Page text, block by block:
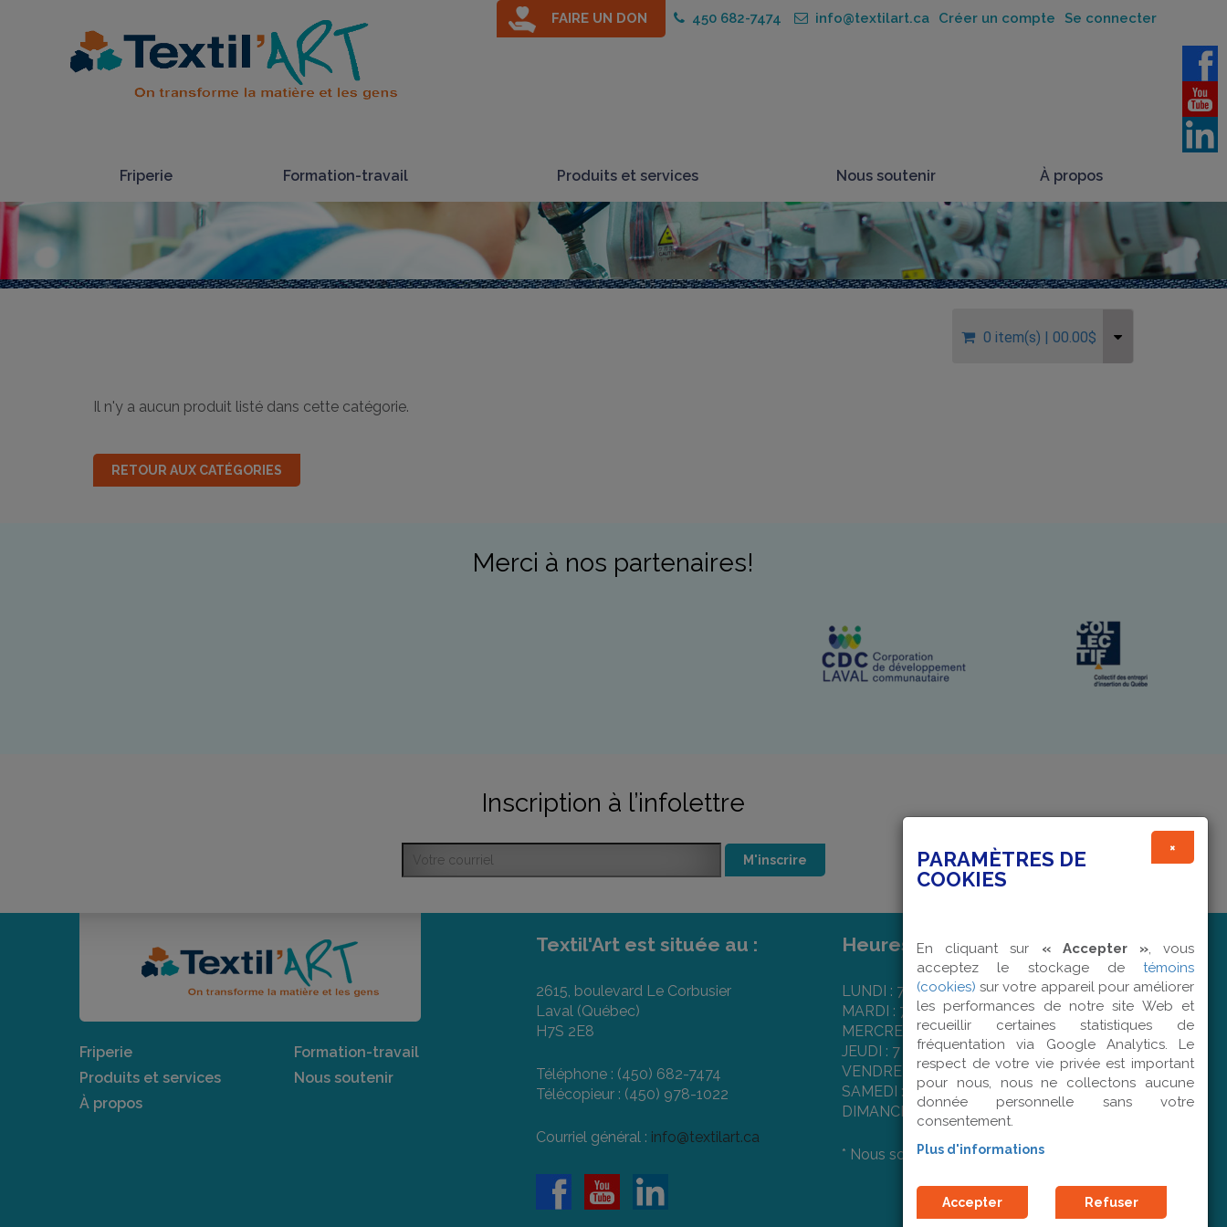
FAIRE UN DON 450 682-7474 info@textilart.ca Créer un compte Se connecter
Friperie Formation-travail Produits et services Nous soutenir À propos
0 item(s) | 00.00$
Il n'y a aucun produit listé dans cette catégorie.
RETOUR AUX CATÉGORIES
Merci à nos partenaires!
Inscription à l’infolettre
M'inscrire
Friperie
Formation-travail
Produits et services
Nous soutenir
À propos
Textil'Art est située au :
2615, boulevard Le Corbusier
Laval (Québec)
H7S 2E8
Téléphone : (450) 682-7474
Télécopieur : (450) 978-1022
Courriel général : info@textilart.ca
Heures d'ouverture :
LUNDI : 7 h 50 à 16 h 00
MARDI : 7 h 50 à 16 h 00
MERCREDI : 7 h 50 à 16 h 00
JEUDI : 7 h 50 à 16 h 00
VENDREDI : 7 h 50 à 12 h 00
SAMEDI : Fermé
DIMANCHE : Fermé
* Nous sommes fermés les jours fériés.
×
PARAMÈTRES DE
COOKIES
En cliquant sur « Accepter », vous
acceptez le stockage de témoins
(cookies) sur votre appareil pour améliorer
les performances de notre site Web et
recueillir certaines statistiques de
fréquentation via Google Analytics. Le
respect de votre vie privée est important
pour nous, nous ne collectons aucune
donnée personnelle sans votre
consentement.
Plus d'informations
Accepter Refuser